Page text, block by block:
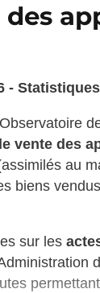
-
vente des
au
biens
sur les